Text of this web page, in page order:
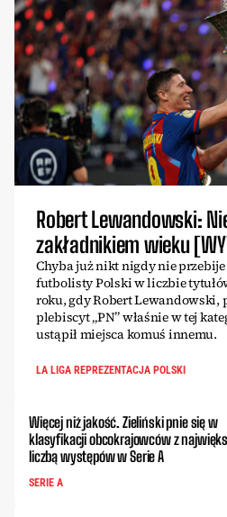
Robert Lewandowski:
zakładnikiem wieku
Chyba już nikt nigdy nie
futbolisty Polski w liczbie
roku, gdy Robert Lewandowski,
plebiscyt „PN” właśnie w tej
ustąpił miejsca komuś innemu.
LA LIGA REPREZENTACJA POLSKI
Więcej niż jakość. Zieliński pnie się w
klasyfikacji obcokrajowców z
liczbą występów w Serie A
SERIE A